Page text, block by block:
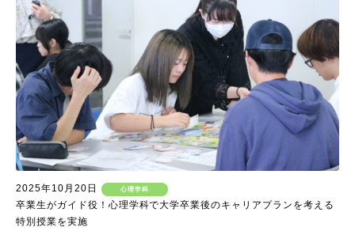
2025年10月20日 心理学科
卒業生がガイド役！心理学科で大学卒業後のキャリアプランを考える
特別授業を実施